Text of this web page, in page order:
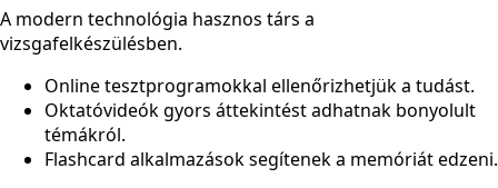
A modern technológia hasznos társ a
vizsgafelkészülésben.
Online tesztprogramokkal ellenőrizhetjük a tudást.
Oktatóvideók gyors áttekintést adhatnak bonyolult
témákról.
Flashcard alkalmazások segítenek a memóriát edzeni.